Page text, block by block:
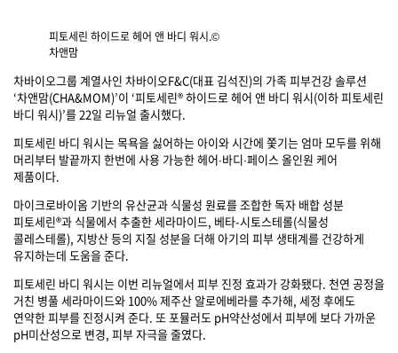
피토세린 하이드로 헤어 앤 바디 워시.©
차앤맘
차바이오그룹 계열사인 차바이오F&C(대표 김석진)의 가족 피부건강 솔루션
‘차앤맘(CHA&MOM)’이 ‘피토세린® 하이드로 헤어 앤 바디 워시(이하 피토세린
바디 워시)’를 22일 리뉴얼 출시했다.
피토세린 바디 워시는 목욕을 싫어하는 아이와 시간에 쫓기는 엄마 모두를 위해
머리부터 발끝까지 한번에 사용 가능한 헤어∙바디∙페이스 올인원 케어
제품이다.
마이크로바이옴 기반의 유산균과 식물성 원료를 조합한 독자 배합 성분
피토세린®과 식물에서 추출한 세라마이드, 베타-시토스테롤(식물성
콜레스테롤), 지방산 등의 지질 성분을 더해 아기의 피부 생태계를 건강하게
유지하는데 도움을 준다.
피토세린 바디 워시는 이번 리뉴얼에서 피부 진정 효과가 강화됐다. 천연 공정을
거친 병풀 세라마이드와 100% 제주산 알로에베라를 추가해, 세정 후에도
연약한 피부를 진정시켜 준다. 또 포뮬러도 pH약산성에서 피부에 보다 가까운
pH미산성으로 변경, 피부 자극을 줄였다.